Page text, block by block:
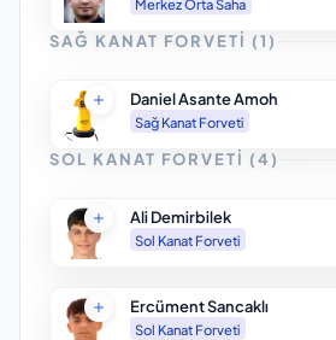
SAĞ KANAT FORVETI (1)
Daniel Asante Amoh
Sağ Kanat Forveti
SOL KANAT FORVETI (4)
Ali Demirbilek
Sol Kanat Forveti
Ercüment Sancaklı
Sol Kanat Forveti